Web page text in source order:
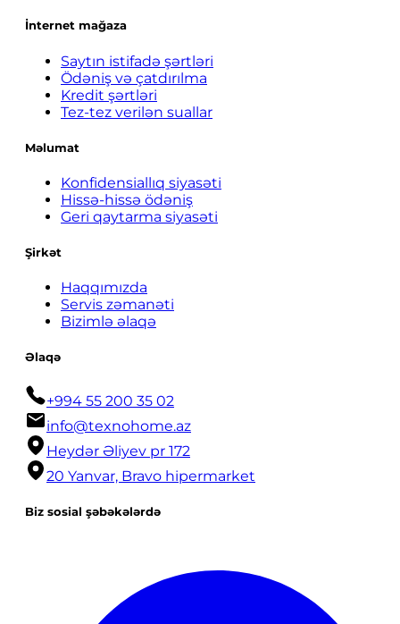
İnternet mağaza
Saytın istifadə şərtləri
Ödəniş və çatdırılma
Kredit şərtləri
Tez-tez verilən suallar
Məlumat
Konfidensiallıq siyasəti
Hissə-hissə ödəniş
Geri qaytarma siyasəti
Şirkət
Haqqımızda
Servis zəmanəti
Bizimlə əlaqə
Əlaqə
+994 55 200 35 02
info@texnohome.az
Heydər Əliyev pr 172
20 Yanvar, Bravo hipermarket
Biz sosial şəbəkələrdə